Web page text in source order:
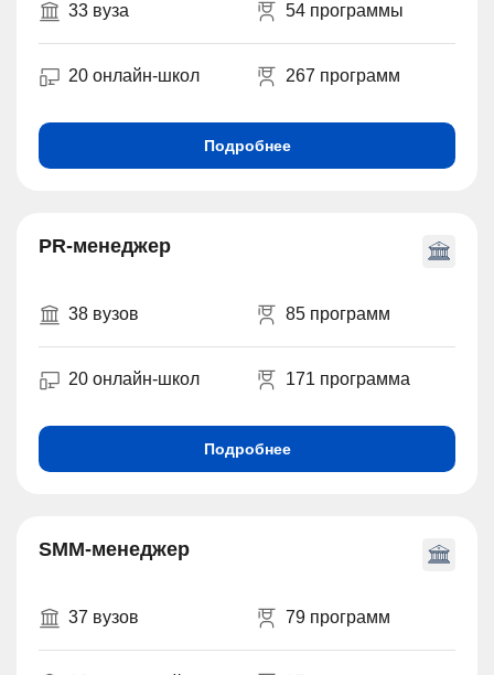
33 вуза 54 программы
20 онлайн-школ 267 программ
Подробнее
PR-менеджер
38 вузов 85 программ
20 онлайн-школ 171 программа
Подробнее
SMM-менеджер
37 вузов 79 программ